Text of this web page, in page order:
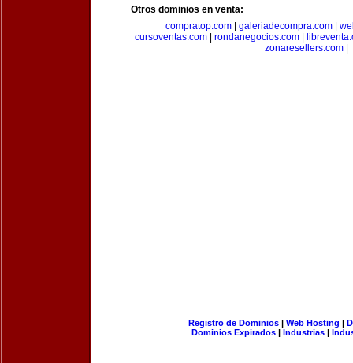
Otros dominios en venta:
compratop.com| galeriadecompra.com|
cursoventas.com
rondanegocios.com
zonaresellers.com
Registro de Dominios| Web Hosting |
Dominios Expirados | Industrias |